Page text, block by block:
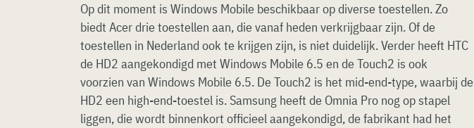
Op dit moment is Windows Mobile beschikbaar op diverse toestellen. Zo
biedt Acer drie toestellen aan, die vanaf heden verkrijgbaar zijn. Of de
toestellen in Nederland ook te krijgen zijn, is niet duidelijk. Verder heeft HTC
de HD2 aangekondigd met Windows Mobile 6.5 en de Touch2 is ook
voorzien van Windows Mobile 6.5. De Touch2 is het mid-end-type, waarbij de
HD2 een high-end-toestel is. Samsung heeft de Omnia Pro nog op stapel
liggen, die wordt binnenkort officieel aangekondigd, de fabrikant had het